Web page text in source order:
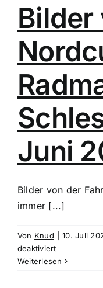
Bilder
Juni
Bilder von der
immer [...]
Von Knud 10. Juli
deaktiviertfür
Bilder
Weiterlesen